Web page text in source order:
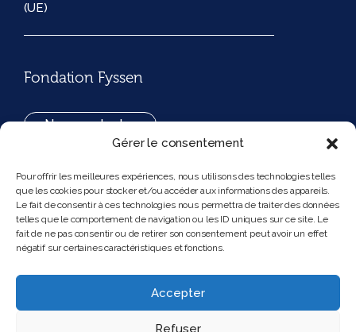
Gérer le consentement
Pour offrir les meilleures expériences, nous utilisons des technologies telles
que les cookies pour stocker et/ou accéder aux informations des appareils.
Le fait de consentir à ces technologies nous permettra de traiter des données
telles que le comportement de navigation ou les ID uniques sur ce site. Le
fait de ne pas consentir ou de retirer son consentement peut avoir un effet
négatif sur certaines caractéristiques et fonctions.
Accepter
Refuser
(UE)
Fondation Fyssen
Nous contacter
194, rue de Rivoli 75001 Paris France
Nous suivre